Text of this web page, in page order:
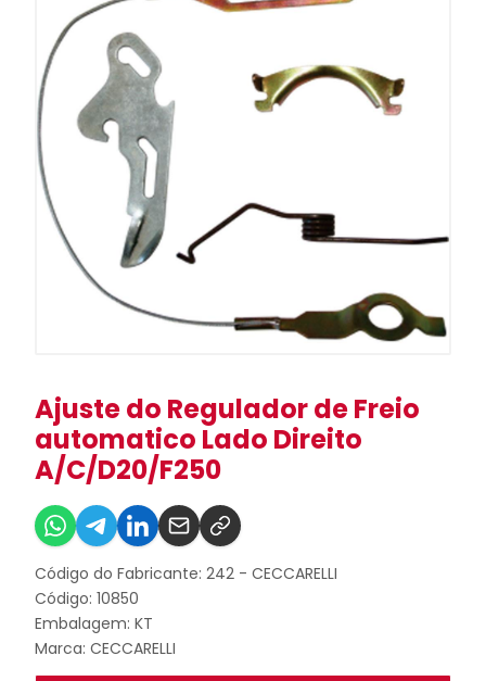
Ajuste do Regulador de Freio
automatico Lado Direito
A/C/D20/F250
Código do Fabricante: 242 - CECCARELLI
Código: 10850
Embalagem: KT
Marca: CECCARELLI